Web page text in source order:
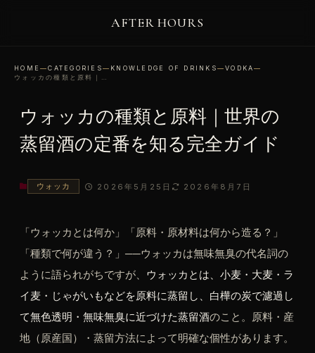
HOME —CATEGORIES— KNOWLEDGE OF DRINKS—VODKA—
ウォッカの種類と原料｜世界の
蒸留酒の定番を知る完全ガイド
ウォッカ 2026年5月25日 2026年8月7日
「ウォッカとは何か」「原料・原材料は何から造る？」
「種類で何が違う？」──ウォッカは無味無臭の代名詞の
ように語られがちですが、 ウォッカとは、小麦・大麦・ラ
イ麦・じゃがいもなどを原料に蒸留し、白樺の炭で濾過し
て無色透明・無味無臭に近づけた蒸留酒のこと。原料・産
地（原産国）・蒸留方法によって明確な個性があります。
AFTER HOURS